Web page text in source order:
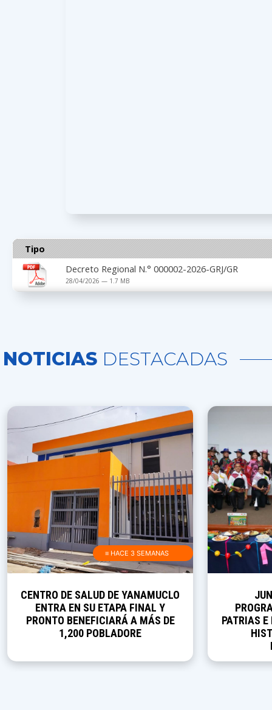
Tipo
Decreto Regional N.° 000002-2026-GRJ/GR
28/04/2026 — 1.7 MB
NOTICIAS DESTACADAS
≡ HACE 3 SEMANAS
CENTRO DE SALUD DE YANAMUCLO
ENTRA EN SU ETAPA FINAL Y
PRONTO BENEFICIARÁ A MÁS DE
1,200 POBLADORE
PATRIAS